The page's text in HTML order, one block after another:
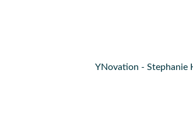
YNovation - Stephanie